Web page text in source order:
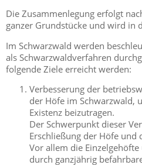
Die Zusammenlegung erfolgt
ganzer Grundstücke und wird in
Im Schwarzwald werden
als Schwarzwaldverfahren
folgende Ziele erreicht werden:
Verbesserung der
der Höfe im Schwarzwald,
Existenz beizutragen.
Der Schwerpunkt dieser
Erschließung der Höfe und
Vor allem die
durch ganzjährig